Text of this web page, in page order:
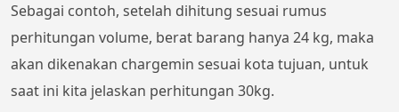
Sebagai contoh, setelah dihitung sesuai rumus
perhitungan volume, berat barang hanya 24 kg, maka
akan dikenakan chargemin sesuai kota tujuan, untuk
saat ini kita jelaskan perhitungan 30kg.